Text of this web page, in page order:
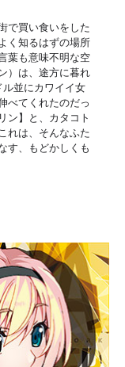
で買い食いをした
く知るはずの場所
葉も意味不明な空
）は、途方に暮れ
並にカワイイ女
べてくれたのだっ
ン】と、カタコト
れは、そんなふた
す、もどかしくも